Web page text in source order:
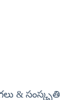
& సంస్కృతి